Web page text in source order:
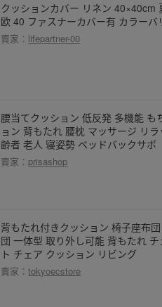
クッションカバー リネン 40×40cm
欧 40 ファスナーカバー有 カラーバ
賣家： lifepartner-00
腰当てクッション 低反発 多機能
ョン 背もたれ 腰枕 マッサージ リ
齢者 老人 寝姿勢 ベッドバックサポ
賣家： prisashop
背もたれ付きクッション 椅子座布
団 一体型 取り外し可能 背もたれ
ト チェア クッション リビング
賣家：tokyoecstore